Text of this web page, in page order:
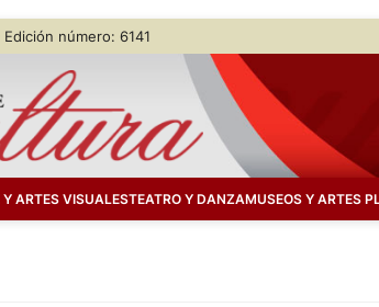
número: 6141
Y ARTES VISUALESTEATRO Y DANZAMUSEOS Y ARTES